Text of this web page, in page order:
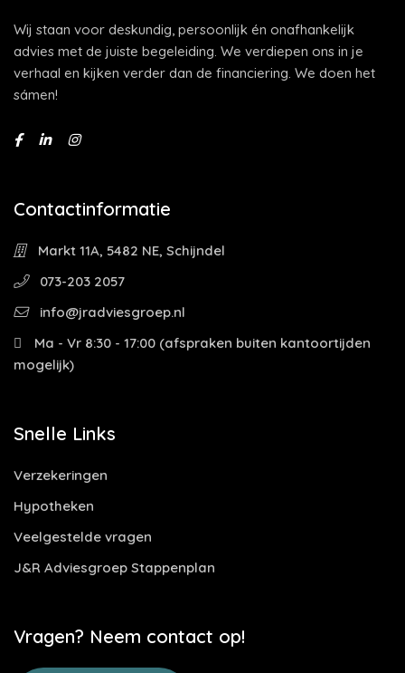
Wij staan voor deskundig, persoonlijk én onafhankelijk
advies met de juiste begeleiding. We verdiepen ons in je
verhaal en kijken verder dan de financiering. We doen het
sámen!
Contactinformatie
Markt 11A, 5482 NE, Schijndel
073-203 2057
info@jradviesgroep.nl
Ma - Vr 8:30 - 17:00 (afspraken buiten kantoortijden
mogelijk)
Snelle Links
Verzekeringen
Hypotheken
Veelgestelde vragen
J&R Adviesgroep Stappenplan
Vragen? Neem contact op!